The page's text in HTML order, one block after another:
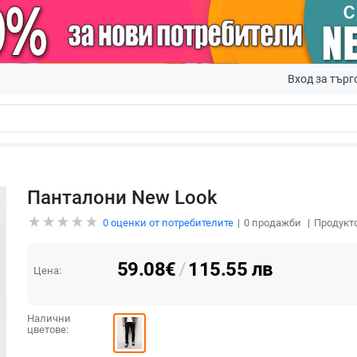
Вход за
Панталони New Look
0оценки от потребителите 0продажби
Цена: 59.08€/115.55 лв
Налични
цветове: